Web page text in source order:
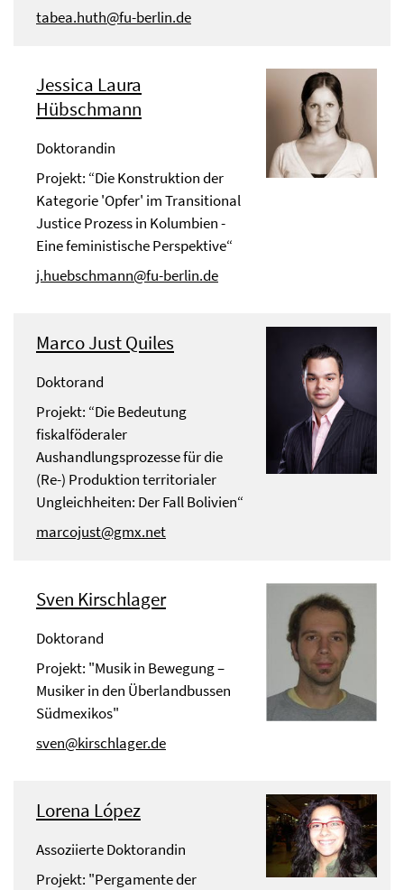
tabea.huth@fu-berlin.de
Jessica Laura
Hübschmann
Doktorandin
Projekt: “Die Konstruktion der
Kategorie 'Opfer' im Transitional
Justice Prozess in Kolumbien -
Eine feministische Perspektive“
j.huebschmann@fu-berlin.de
Marco Just Quiles
Doktorand
Projekt: “Die Bedeutung
fiskalföderaler
Aushandlungsprozesse für die
(Re-) Produktion territorialer
Ungleichheiten: Der Fall Bolivien“
marcojust@gmx.net
Sven Kirschlager
Doktorand
Projekt: "Musik in Bewegung –
Musiker in den Überlandbussen
Südmexikos"
sven@kirschlager.de
Lorena López
Assoziierte Doktorandin
Projekt: "Pergamente der